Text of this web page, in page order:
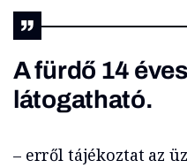
A fürdő 14
látogatható.
– erről tájékoztat az